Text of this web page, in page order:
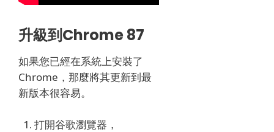
升級到Chrome 87
如果您已經在系統上安裝了
Chrome，那麼將其更新到最
新版本很容易。
打開谷歌瀏覽器，